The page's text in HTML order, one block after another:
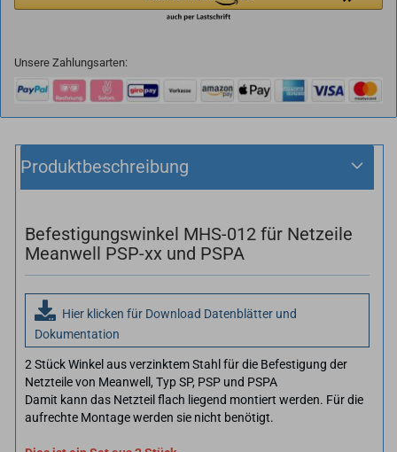
Unsere Zahlungsarten:
Produktbeschreibung
Befestigungswinkel MHS-012 für Netzeile
Meanwell PSP-xx und PSPA
Hier klicken für Download Datenblätter und
Dokumentation
2 Stück Winkel aus verzinktem Stahl für die Befestigung der
Netzteile von Meanwell, Typ SP, PSP und PSPA
Damit kann das Netzteil flach liegend montiert werden. Für die
aufrechte Montage werden sie nicht benötigt.